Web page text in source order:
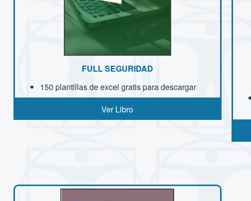
FULL SEGURIDAD
150 plantillas de excel gratis para descargar
Ver Libro